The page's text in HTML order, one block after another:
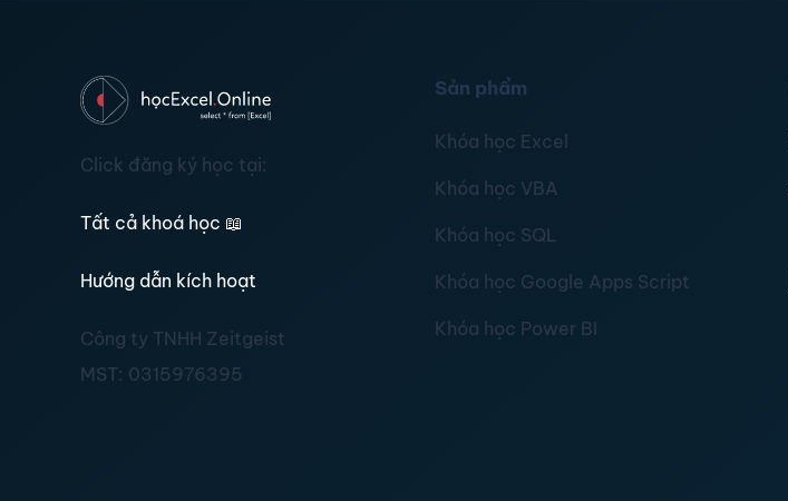
Click đăng ký học tại:
Tất cả khoá học 📖
Hướng dẫn kích hoạt
Công ty TNHH Zeitgeist
MST: 0315976395
Sản phẩm
Khóa học Excel
Khóa học VBA
Khóa học SQL
Khóa học Google Apps Script
Khóa học Power BI